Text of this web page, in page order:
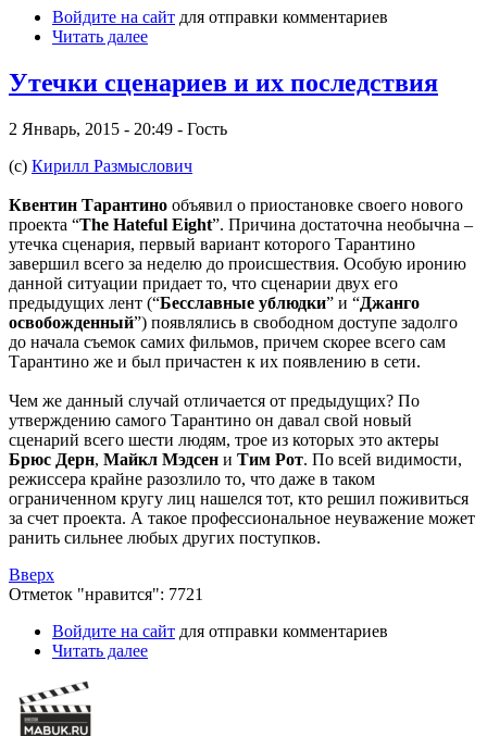
Войдите на сайт для отправки комментариев
Читать далее
Утечки сценариев и их последствия
2 Январь, 2015 - 20:49 - Гость
(с) Кирилл Размыслович
Квентин Тарантино объявил о приостановке своего нового
проекта “The Hateful Eight”. Причина достаточна необычна –
утечка сценария, первый вариант которого Тарантино
завершил всего за неделю до происшествия. Особую иронию
данной ситуации придает то, что сценарии двух его
предыдущих лент (“Бесславные ублюдки” и “Джанго
освобожденный”) появлялись в свободном доступе задолго
до начала съемок самих фильмов, причем скорее всего сам
Тарантино же и был причастен к их появлению в сети.
Чем же данный случай отличается от предыдущих? По
утверждению самого Тарантино он давал свой новый
сценарий всего шести людям, трое из которых это актеры
Брюс Дерн, Майкл Мэдсен и Тим Рот. По всей видимости,
режиссера крайне разозлило то, что даже в таком
ограниченном кругу лиц нашелся тот, кто решил поживиться
за счет проекта. А такое профессиональное неуважение может
ранить сильнее любых других поступков.
Вверх
Отметок "нравится": 7721
Войдите на сайт для отправки комментариев
Читать далее